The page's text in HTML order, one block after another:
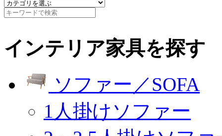
インテリア家具を探す
ソファー／SOFA
1人掛けソファー